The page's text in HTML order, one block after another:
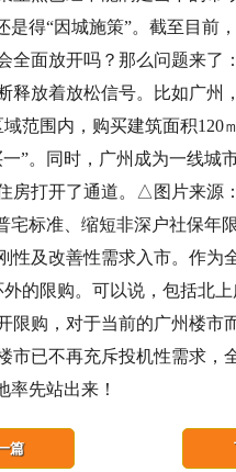
是得“因城施策”。截至目前
全面放开吗？那么问题来了
释放着放松信号。比如广州
范围内，购买建筑面积120
”。同时，广州成为一线城
房打开了通道。△图片来源
标准、缩短非深户社保年
性及改善性需求入市。作为
的限购。可以说，包括北
限购，对于当前的广州楼市
市已不再充斥投机性需求，
率先站出来！
篇